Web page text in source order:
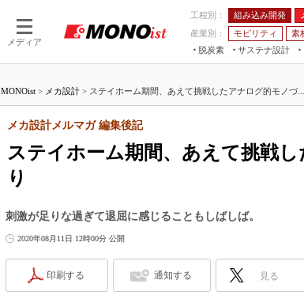
メディア
工程別： 組み込み開発
産業別：
モビリティ 素
脱炭素
サステナ設計
つながる工場
AI×設備保全
IIFES
スマ
MONOist > メカ設計 > ステイホーム期間、あえて挑戦したアナログ的モノづ...
ステイホーム期間、あえて挑戦
り
メカ設計メルマガ 編集後記
刺激が足りな過ぎて退屈に感じることもしばしば。
2020年08月11日 12時00分 公開
印刷する 通知する 見る